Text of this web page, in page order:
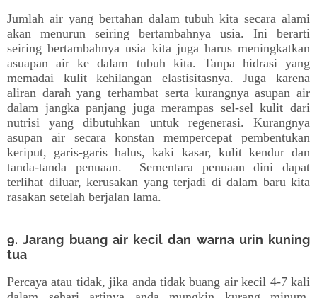
Jumlah air yang bertahan dalam tubuh kita secara alami
akan menurun seiring bertambahnya usia. Ini berarti
seiring bertambahnya usia kita juga harus meningkatkan
asuapan air ke dalam tubuh kita. Tanpa hidrasi yang
memadai kulit kehilangan elastisitasnya. Juga karena
aliran darah yang terhambat serta kurangnya asupan air
dalam jangka panjang juga merampas sel-sel kulit dari
nutrisi yang dibutuhkan untuk regenerasi. Kurangnya
asupan air secara konstan mempercepat pembentukan
keriput, garis-garis halus, kaki kasar, kulit kendur dan
tanda-tanda penuaan. Sementara penuaan dini dapat
terlihat diluar, kerusakan yang terjadi di dalam baru kita
rasakan setelah berjalan lama.
9. Jarang buang air kecil dan warna urin kuning
tua
Percaya atau tidak, jika anda tidak buang air kecil 4-7 kali